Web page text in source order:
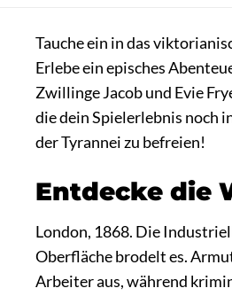
Tauche ein in das
Erlebe ein episches
Zwillinge Jacob und Evie
die dein Spielerlebnis noch
der Tyrannei zu befreien!
Entdecke die
London, 1868. Die
Oberfläche brodelt es.
Arbeiter aus, während